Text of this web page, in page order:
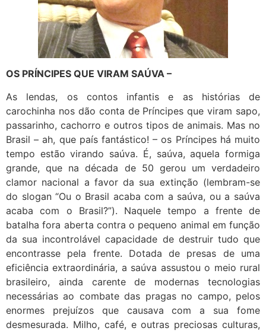
OS PRÍNCIPES QUE VIRAM SAÚVA –
As lendas, os contos infantis e as histórias de
carochinha nos dão conta de Príncipes que viram sapo,
passarinho, cachorro e outros tipos de animais. Mas no
Brasil – ah, que país fantástico! – os Príncipes há muito
tempo estão virando saúva. É, saúva, aquela formiga
grande, que na década de 50 gerou um verdadeiro
clamor nacional a favor da sua extinção (lembram-se
do slogan “Ou o Brasil acaba com a saúva, ou a saúva
acaba com o Brasil?”). Naquele tempo a frente de
batalha fora aberta contra o pequeno animal em função
da sua incontrolável capacidade de destruir tudo que
encontrasse pela frente. Dotada de presas de uma
eficiência extraordinária, a saúva assustou o meio rural
brasileiro, ainda carente de modernas tecnologias
necessárias ao combate das pragas no campo, pelos
enormes prejuízos que causava com a sua fome
desmesurada. Milho, café, e outras preciosas culturas,